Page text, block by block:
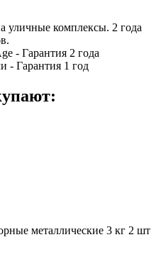
уличные комплексы. 2 года
- Гарантия 2 года
- Гарантия 1 год
металлические 3 кг 2 шт